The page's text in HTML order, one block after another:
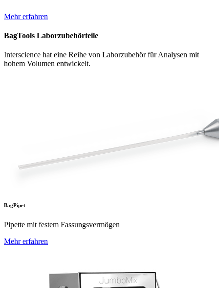
Mehr erfahren
BagTools Laborzubehörteile
Interscience hat eine Reihe von Laborzubehör für Analysen mit
hohem Volumen entwickelt.
BagPipet
Pipette mit festem Fassungsvermögen
Mehr erfahren